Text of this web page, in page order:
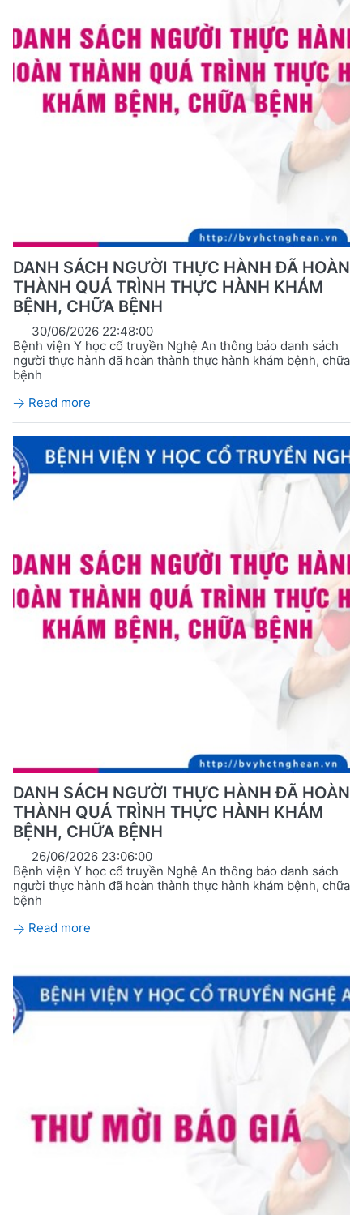
DANH SÁCH NGƯỜI THỰC HÀNH ĐÃ HOÀN
THÀNH QUÁ TRÌNH THỰC HÀNH KHÁM
BỆNH, CHỮA BỆNH
30/06/2026 22:48:00
Bệnh viện Y học cổ truyền Nghệ An thông báo danh sách
người thực hành đã hoàn thành thực hành khám bệnh, chữa
bệnh
Read more
DANH SÁCH NGƯỜI THỰC HÀNH ĐÃ HOÀN
THÀNH QUÁ TRÌNH THỰC HÀNH KHÁM
BỆNH, CHỮA BỆNH
26/06/2026 23:06:00
Bệnh viện Y học cổ truyền Nghệ An thông báo danh sách
người thực hành đã hoàn thành thực hành khám bệnh, chữa
bệnh
Read more